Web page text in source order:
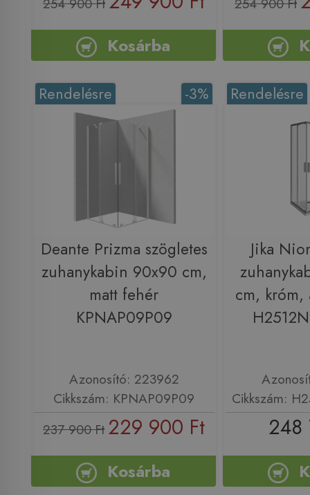
Kosárba
-3%
Rendelésre
Deante Prizma szögletes
zuhanykabin 90x90 cm,
matt fehér
KPNAP09P09
Azonosító: 223962
Cikkszám: KPNAP09P09
237 900 Ft 229 900 Ft
Kosárba
Rendelésre
Jika
cm, króm,
Cikkszám:
248